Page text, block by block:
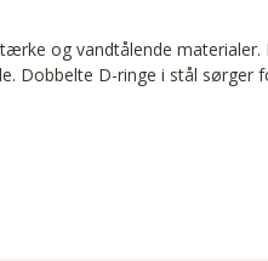
og vandtålende materialer.
Dobbelte D-ringe i stål sørger